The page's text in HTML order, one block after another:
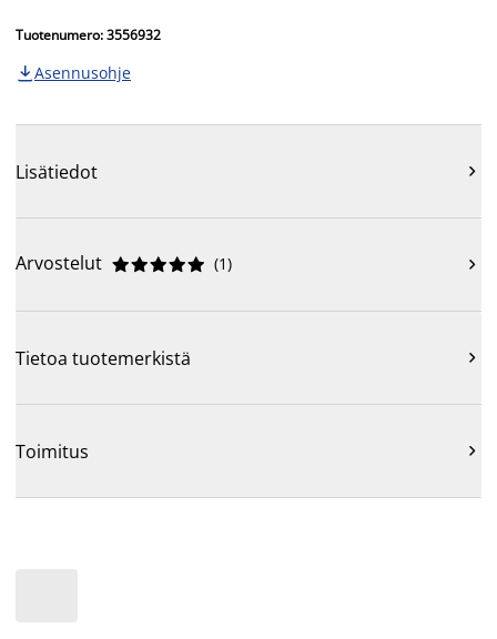
Tuotenumero: 3556932
 Asennusohje
Lisätiedot 
Arvostelut 




 (1) 
Tietoa tuotemerkistä 
Toimitus 